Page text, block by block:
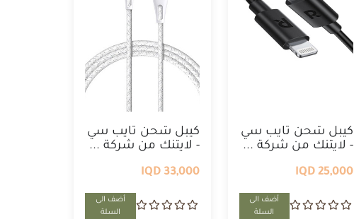
كيبل شحن تايب سي
- لايتنك من شركة ...
25,000 IQD
أضف الى
السلة
كيبل شحن تايب سي
- لايتنك من شركة ...
33,000 IQD
أضف الى
السلة